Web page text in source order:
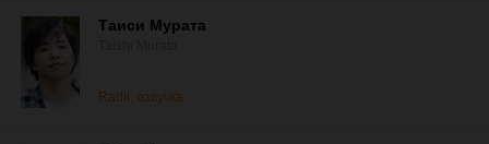
Таиси Мурата
Radil, озвучка